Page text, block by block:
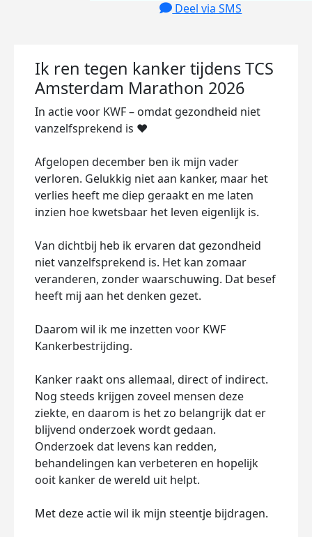
Deel via SMS
Ik ren tegen kanker tijdens TCS
Amsterdam Marathon 2026
In actie voor KWF – omdat gezondheid niet
vanzelfsprekend is ❤️
Afgelopen december ben ik mijn vader
verloren. Gelukkig niet aan kanker, maar het
verlies heeft me diep geraakt en me laten
inzien hoe kwetsbaar het leven eigenlijk is.
Van dichtbij heb ik ervaren dat gezondheid
niet vanzelfsprekend is. Het kan zomaar
veranderen, zonder waarschuwing. Dat besef
heeft mij aan het denken gezet.
Daarom wil ik me inzetten voor KWF
Kankerbestrijding.
Kanker raakt ons allemaal, direct of indirect.
Nog steeds krijgen zoveel mensen deze
ziekte, en daarom is het zo belangrijk dat er
blijvend onderzoek wordt gedaan.
Onderzoek dat levens kan redden,
behandelingen kan verbeteren en hopelijk
ooit kanker de wereld uit helpt.
Met deze actie wil ik mijn steentje bijdragen.